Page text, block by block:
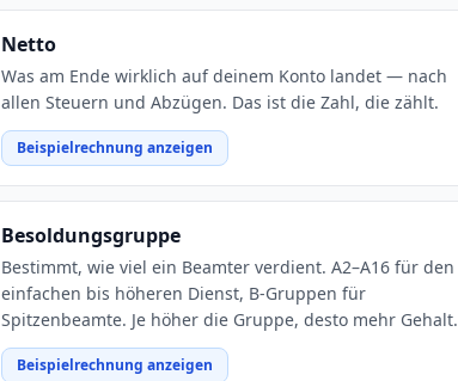
Netto
Was am Ende wirklich auf deinem Konto landet — nach
allen Steuern und Abzügen. Das ist die Zahl, die zählt.
Beispielrechnung anzeigen
Besoldungsgruppe
Bestimmt, wie viel ein Beamter verdient. A2–A16 für den
einfachen bis höheren Dienst, B-Gruppen für
Spitzenbeamte. Je höher die Gruppe, desto mehr Gehalt.
Beispielrechnung anzeigen